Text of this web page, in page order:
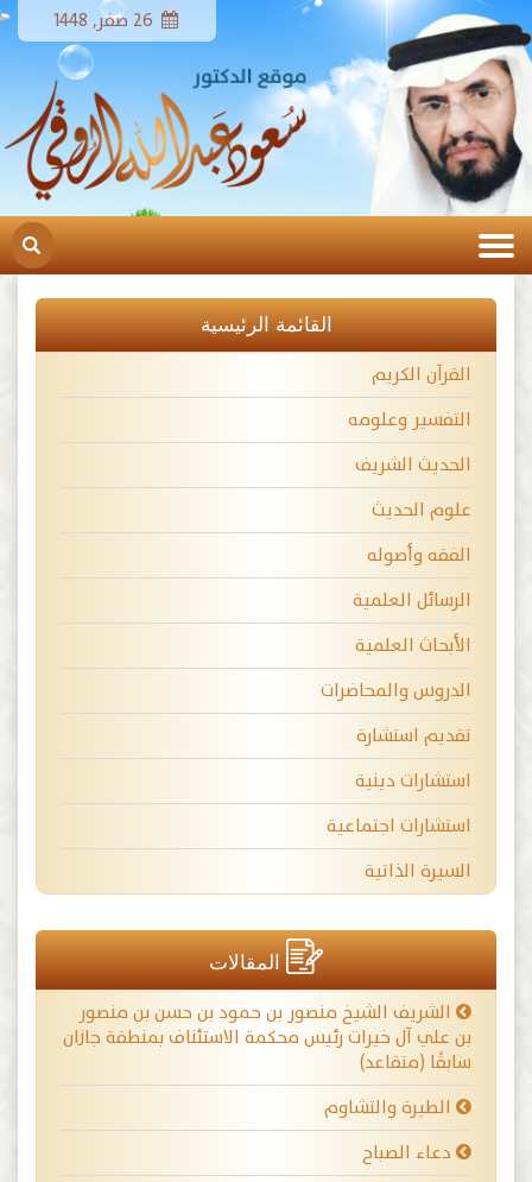
القائمة الرئيسية
القرآن الكريم
التفسير وعلومه
الحديث الشريف
علوم الحديث
الفقه وأصوله
الرسائل العلمية
الأبحاث العلمية
الدروس والمحاضرات
تقديم استشارة
استشارات دينية
استشارات اجتماعية
السيرة الذاتية
المقالات
الشريف الشيخ منصور بن حمود بن حسن بن منصور
بن علي آل خيرات رئيس محكمة الاستئناف بمنطقة جازان
سابقًا (متقاعد)
الطيرة والتشاوم
دعاء الصباح